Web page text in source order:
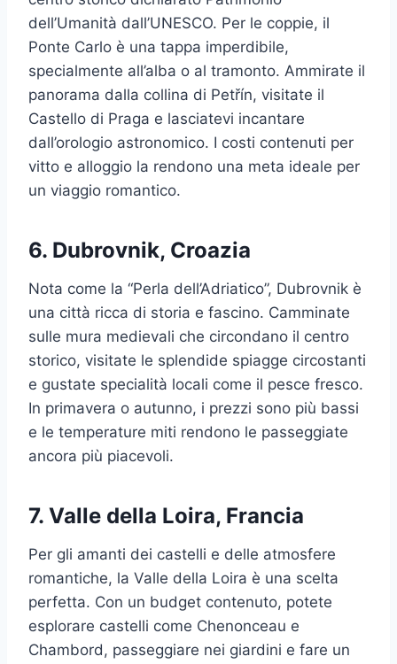
dell’Umanità dall’UNESCO. Per le coppie, il
Ponte Carlo è una tappa imperdibile,
specialmente all’alba o al tramonto. Ammirate il
panorama dalla collina di Petřín, visitate il
Castello di Praga e lasciatevi incantare
dall’orologio astronomico. I costi contenuti per
vitto e alloggio la rendono una meta ideale per
un viaggio romantico.
6. Dubrovnik, Croazia
Nota come la “Perla dell’Adriatico”, Dubrovnik è
una città ricca di storia e fascino. Camminate
sulle mura medievali che circondano il centro
storico, visitate le splendide spiagge circostanti
e gustate specialità locali come il pesce fresco.
In primavera o autunno, i prezzi sono più bassi
e le temperature miti rendono le passeggiate
ancora più piacevoli.
7. Valle della Loira, Francia
Per gli amanti dei castelli e delle atmosfere
romantiche, la Valle della Loira è una scelta
perfetta. Con un budget contenuto, potete
esplorare castelli come Chenonceau e
Chambord, passeggiare nei giardini e fare un